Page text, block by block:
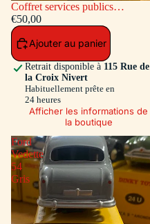
Coffret services publics
voitures: Peugeot Fourgon
Postal - Citroen 2CV incendie
Dinky Toys
€50,00
Ajouter au panier
Retrait disponible à 115 Rue de
la Croix Nivert
Habituellement prête en
24 heures
Afficher les informations de
la boutique
Ford
Vedette
54
Gris